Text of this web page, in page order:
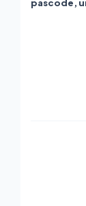
pascode,